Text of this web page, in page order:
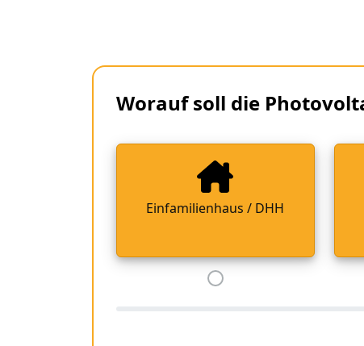
Worauf soll die
Einfamilienhaus / DHH